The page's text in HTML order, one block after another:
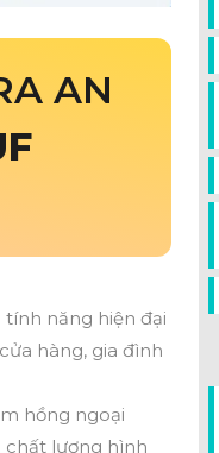
AN
tính năng hiện đại
hàng, gia đình
hồng ngoại
lượng hình